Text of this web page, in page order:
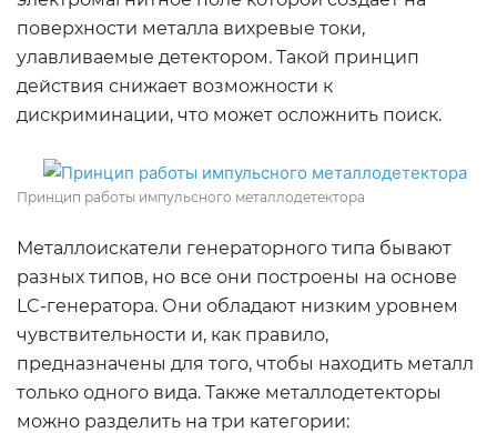
поверхности металла вихревые токи,
улавливаемые детектором. Такой принцип
действия снижает возможности к
дискриминации, что может осложнить поиск.
Принцип работы импульсного металлодетектора
Металлоискатели генераторного типа бывают
разных типов, но все они построены на основе
LC-генератора. Они обладают низким уровнем
чувствительности и, как правило,
предназначены для того, чтобы находить металл
только одного вида. Также металлодетекторы
можно разделить на три категории: